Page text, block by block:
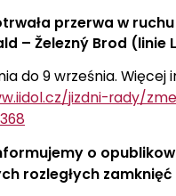
przerwa w
– Železný Brod (linie
do 9 września. Więcej
jizdni-rady/
o
rozległych zamknięć